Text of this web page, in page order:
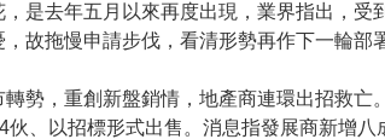
是去年五月以來再度出現，業界指出，受
故拖慢申請步伐，看清形勢再作下一輪部
勢，重創新盤銷情，地產商連環出招救亡
、以招標形式出售。消息指發展商新增八